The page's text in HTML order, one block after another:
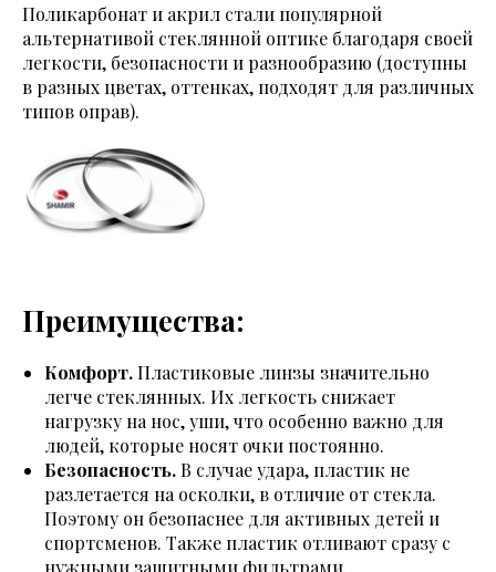
Поликарбонат и акрил стали популярной
альтернативой стеклянной оптике благодаря своей
легкости, безопасности и разнообразию (доступны
в разных цветах, оттенках, подходят для различных
типов оправ).
Преимущества:
Комфорт.Пластиковые линзы значительно
легче стеклянных. Их легкость снижает
нагрузку на нос, уши, что особенно важно для
людей, которые носят очки постоянно.
Безопасность.В случае удара, пластик не
разлетается на осколки, в отличие от стекла.
Поэтому он безопаснее для активных детей и
спортсменов. Также пластик отливают сразу с